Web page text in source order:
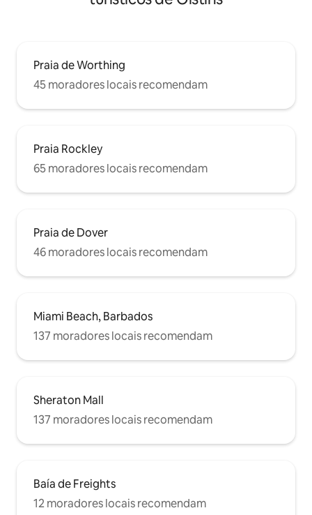
Praia de Worthing
45 moradores locais recomendam
Praia Rockley
65 moradores locais recomendam
Praia de Dover
46 moradores locais recomendam
Miami Beach, Barbados
137 moradores locais recomendam
Sheraton Mall
137 moradores locais recomendam
Baía de Freights
12 moradores locais recomendam